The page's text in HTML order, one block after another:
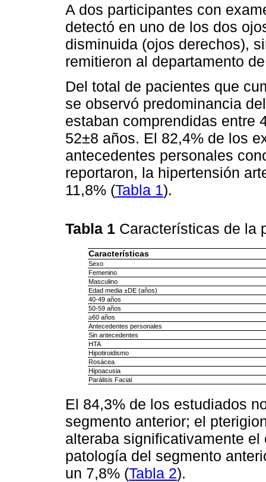
A dos participantes con
detectó en uno de los dos
disminuida (ojos derechos),
remitieron al departamento
Del total de pacientes que
se observó predominancia
estaban comprendidas entre
52±8 años. El 82,4% de los
antecedentes personales
reportaron, la hipertensión
11,8% (Tabla 1).
Tabla 1 Características de la
Características
Sexo
Femenino
Masculino
Edad media ±DE (años)
40-49 años
50-59 años
≥60 años
Antecedentes personales
Sin antecedentes
HTA
Hipotiroidismo
Rosácea
Hipoacusia
Parálisis Facial
El 84,3% de los estudiados
segmento anterior; el
alteraba significativamente
patología del segmento
un 7,8% (Tabla 2).